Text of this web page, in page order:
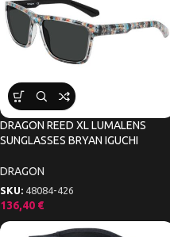
DRAGON REED XL LUMALENS
SUNGLASSES BRYAN IGUCHI
DRAGON
SKU: 48084-426
136,40 €